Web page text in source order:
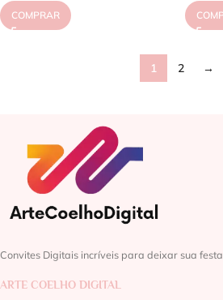
COMPRAR
1 2 →
Convites Digitais incríveis para deixar sua
ARTE COELHO DIGITAL